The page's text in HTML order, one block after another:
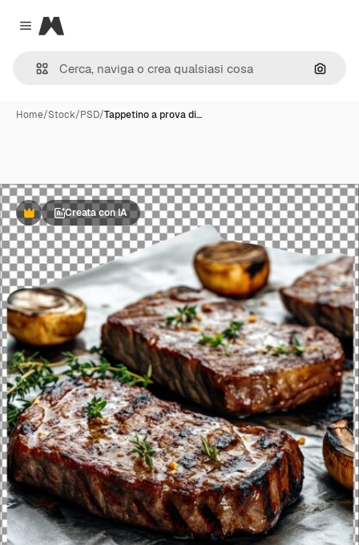
Close menu
Magnific
Cerca
Home/Stock/PSD/Tappetino a prova di…
PremiumCreata con IA